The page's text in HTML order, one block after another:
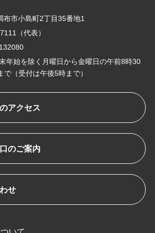
市小島町2丁目35番地1
（代表）
年始を除く月曜日から金曜日の午前8時30
（受付は午後5時まで）
アクセス
のご案内
せ